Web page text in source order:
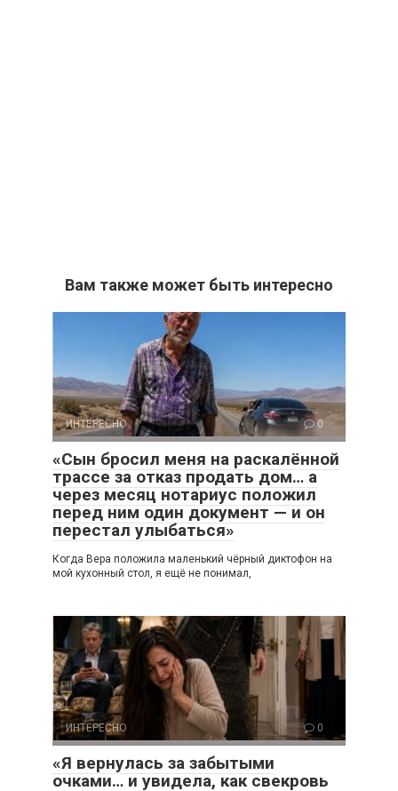
Вам также может быть интересно
ИНТЕРЕСНО 0
«Сын бросил меня на раскалённой
трассе за отказ продать дом… а
через месяц нотариус положил
перед ним один документ — и он
перестал улыбаться»
Когда Вера положила маленький чёрный диктофон на
мой кухонный стол, я ещё не понимал,
ИНТЕРЕСНО 0
«Я вернулась за забытыми
очками… и увидела, как свекровь